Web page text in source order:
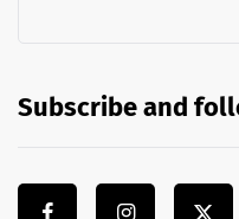
Subscribe and